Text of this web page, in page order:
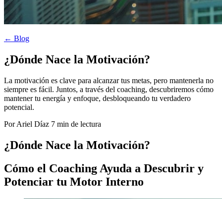
← Blog
¿Dónde Nace la Motivación?
La motivación es clave para alcanzar tus metas, pero mantenerla no
siempre es fácil. Juntos, a través del coaching, descubriremos cómo
mantener tu energía y enfoque, desbloqueando tu verdadero
potencial.
Por Ariel Díaz 7 min de lectura
¿Dónde Nace la Motivación?
Cómo el Coaching Ayuda a Descubrir y
Potenciar tu Motor Interno